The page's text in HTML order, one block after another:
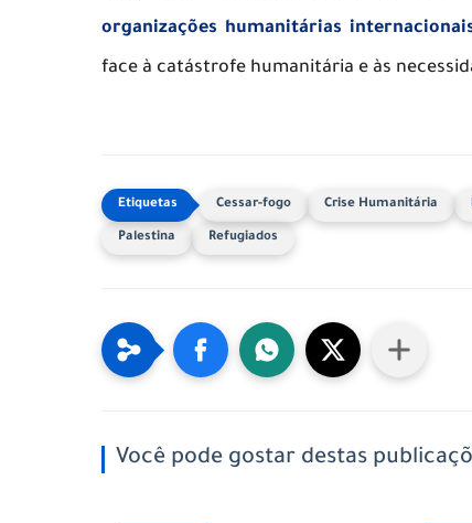
organizações humanitárias
face à catástrofe humanitária e às
Cessar-fogo Crise Humanitária
Palestina Refugiados
Você pode gostar destas